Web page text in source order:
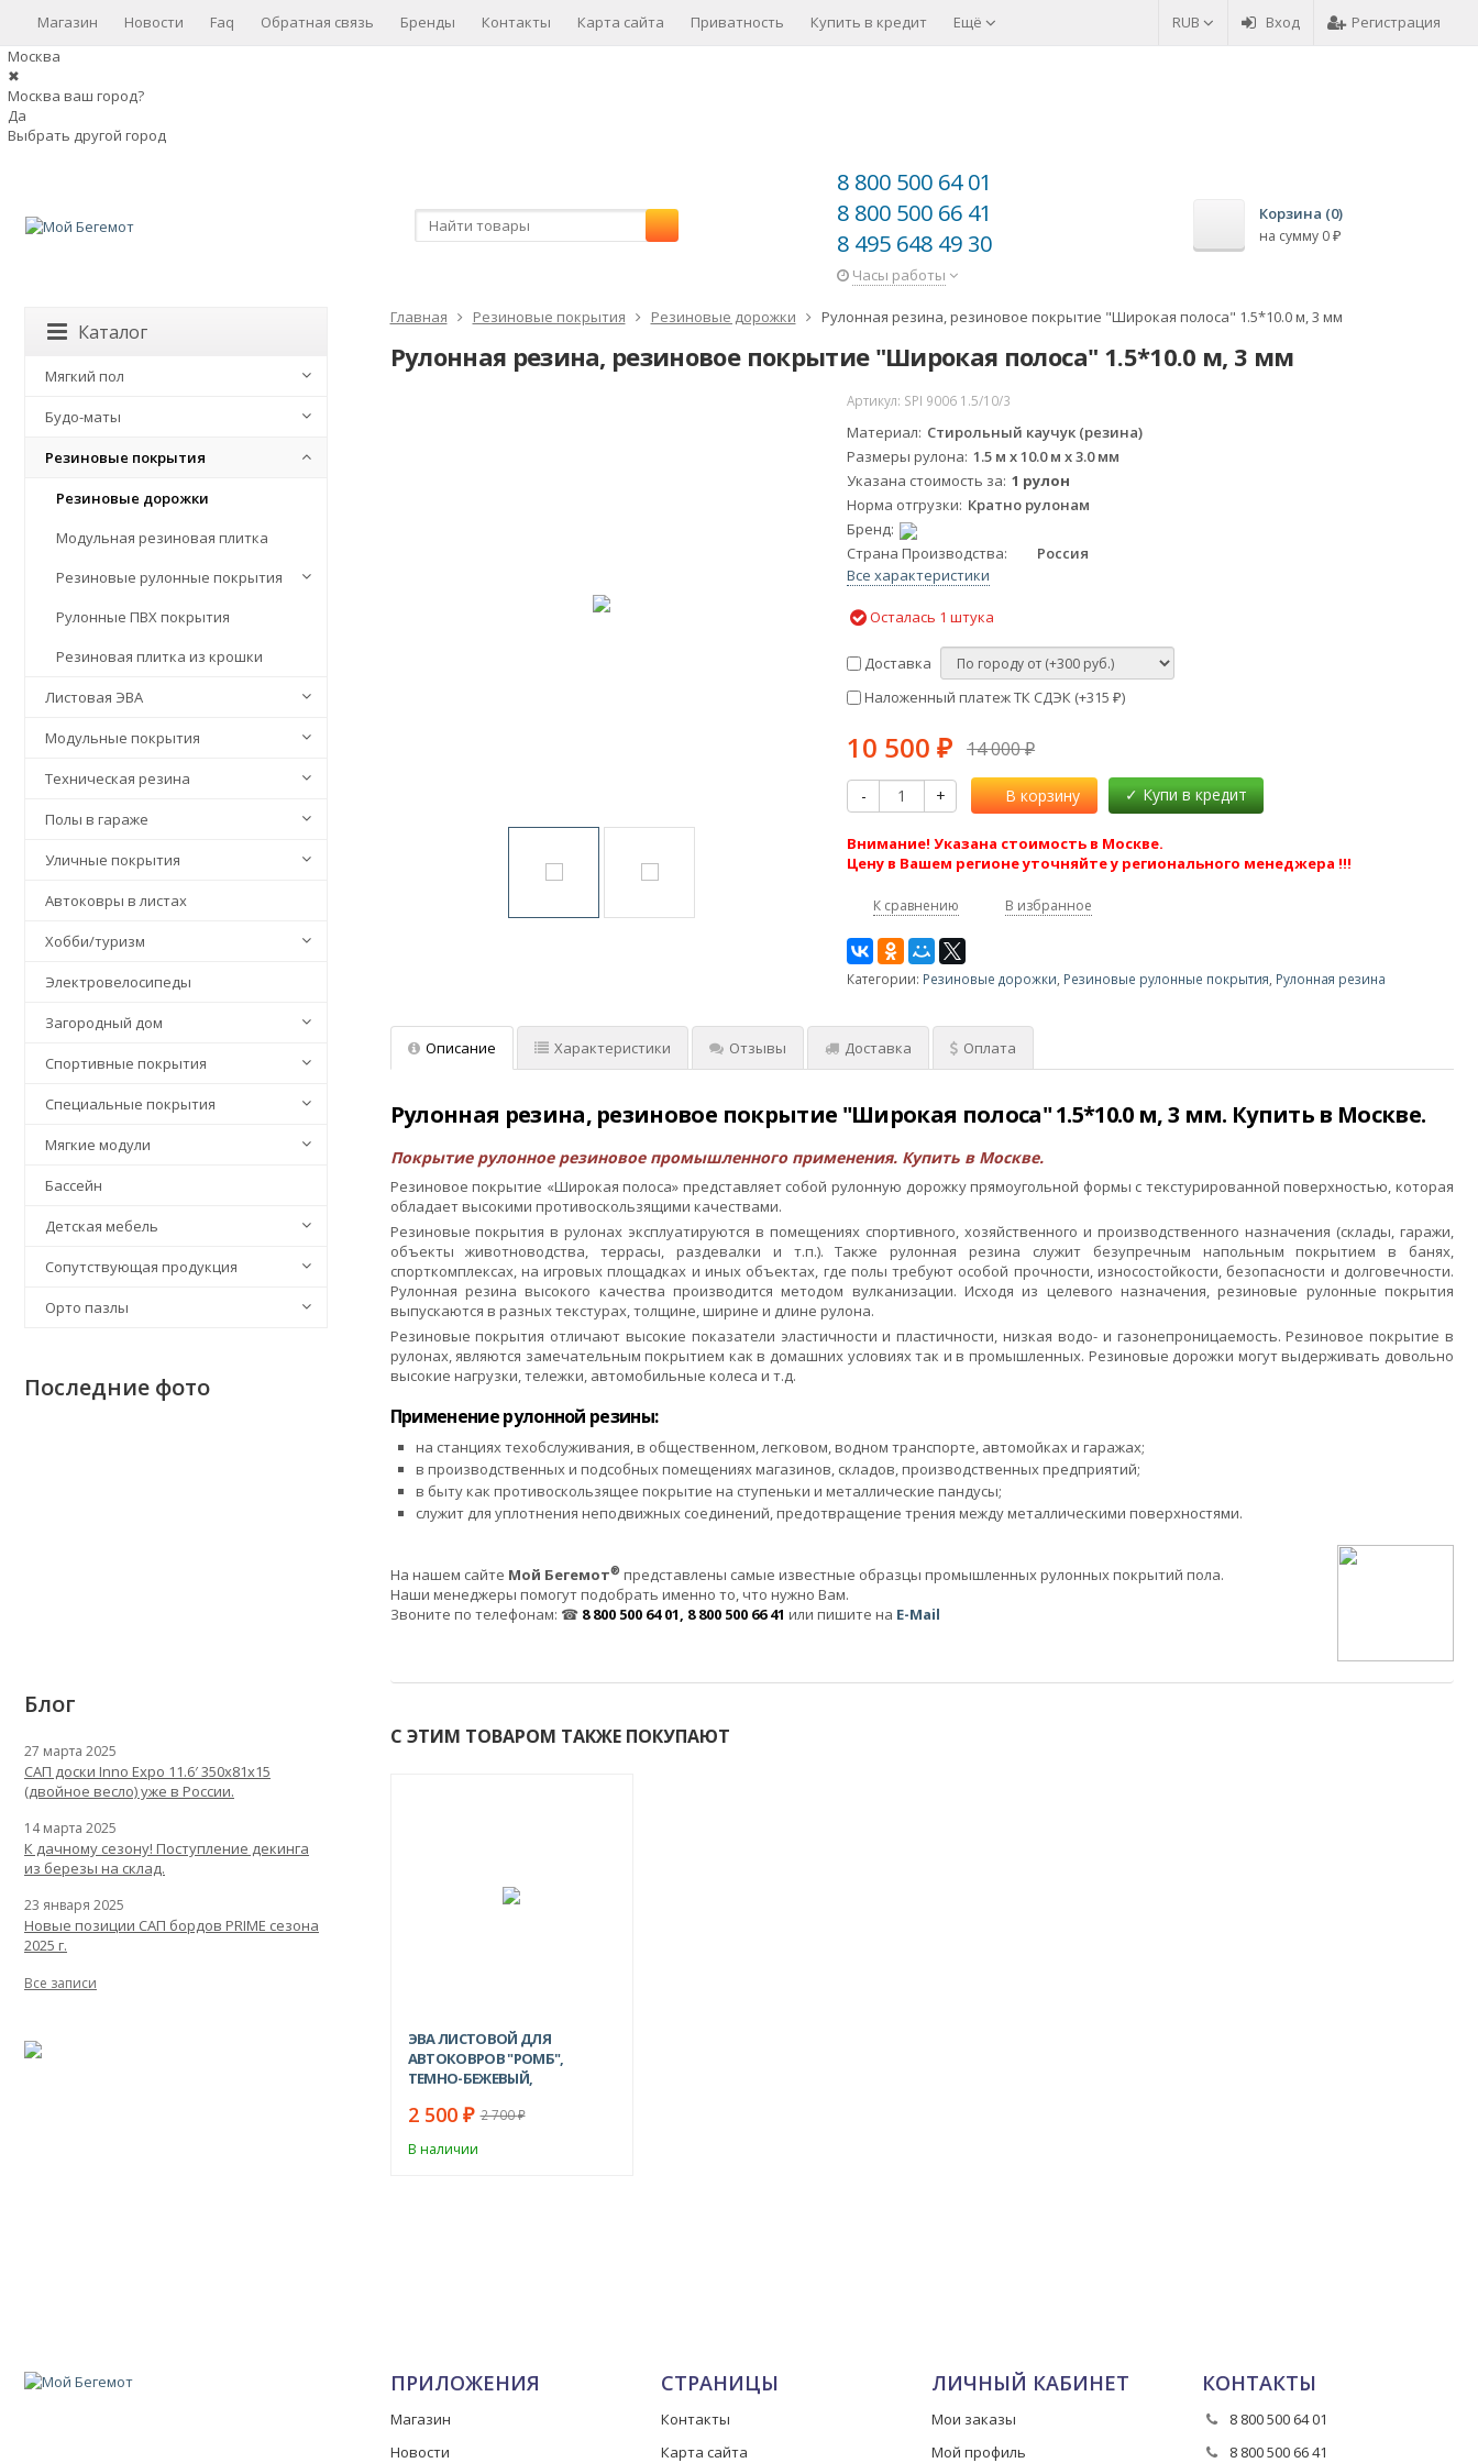
RUB Вход Регистрация
Магазин Новости Faq Обратная связь Бренды Контакты Карта сайта Приватность Купить в кредит
Ещё
Москва
✖
Москва ваш город?
Да
Выбрать другой город
8 800 500 64 01
8 800 500 66 41
8 495 648 49 30
Часы работы
Корзина (0)
на сумму 0 ₽
Главная Резиновые покрытия Резиновые дорожки Рулонная резина, резиновое покрытие "Широкая полоса" 1.5*10.0 м, 3 мм
Рулонная резина, резиновое покрытие "Широкая полоса" 1.5*10.0 м, 3 мм
Артикул: SPI 9006 1.5/10/3
Материал Стирольный каучук (резина)
Размеры рулона 1.5 м x 10.0 м x 3.0 мм
Указана стоимость за 1 рулон
Норма отгрузки Кратно рулонам
Бренд
Страна Производства
Россия
Все характеристики
Осталась 1 штука
Доставка
Наложенный платеж ТК СДЭК (+315₽)
10 500₽ 14 000₽
- + В корзину
Внимание! Указана стоимость в Москве.
Цену в Вашем регионе уточняйте у регионального менеджера !!!
К сравнению В избранное
Категории: Резиновые дорожки Резиновые рулонные покрытия Рулонная резина
Описание Характеристики Отзывы Доставка Оплата
Рулонная резина, резиновое покрытие "Широкая полоса" 1.5*10.0 м, 3 мм. Купить в Москве.
Покрытие рулонное резиновое промышленного применения. Купить в Москве.
Резиновое покрытие «Широкая полоса» представляет собой рулонную дорожку прямоугольной формы с текстурированной поверхностью, которая
обладает высокими противоскользящими качествами.
Резиновые покрытия в рулонах эксплуатируются в помещениях спортивного, хозяйственного и производственного назначения (склады, гаражи,
объекты животноводства, террасы, раздевалки и т.п.). Также рулонная резина служит безупречным напольным покрытием в банях,
спорткомплексах, на игровых площадках и иных объектах, где полы требуют особой прочности, износостойкости, безопасности и долговечности.
Рулонная резина высокого качества производится методом вулканизации. Исходя из целевого назначения, резиновые рулонные покрытия
выпускаются в разных текстурах, толщине, ширине и длине рулона.
Резиновые покрытия отличают высокие показатели эластичности и пластичности, низкая водо- и газонепроницаемость. Резиновое покрытие в
рулонах, являются замечательным покрытием как в домашних условиях так и в промышленных. Резиновые дорожки могут выдерживать довольно
высокие нагрузки, тележки, автомобильные колеса и т.д.
Применение рулонной резины:
на станциях техобслуживания, в общественном, легковом, водном транспорте, автомойках и гаражах;
в производственных и подсобных помещениях магазинов, складов, производственных предприятий;
в быту как противоскользящее покрытие на ступеньки и металлические пандусы;
служит для уплотнения неподвижных соединений, предотвращение трения между металлическими поверхностями.
На нашем сайте Мой Бегемот® представлены самые известные образцы промышленных рулонных покрытий пола.
Наши менеджеры помогут подобрать именно то, что нужно Вам.
Звоните по телефонам: ☎ 8 800 500 64 01, 8 800 500 66 41 или пишите на E-Mail
С ЭТИМ ТОВАРОМ ТАКЖЕ ПОКУПАЮТ
ЭВА ЛИСТОВОЙ ДЛЯ
АВТОКОВРОВ "РОМБ",
ТЕМНО-БЕЖЕВЫЙ,
2 500 ₽ 2 700₽
В наличии
Каталог
Мягкий пол
Будо-маты
Резиновые покрытия
Резиновые дорожки
Модульная резиновая плитка
Резиновые рулонные покрытия
Рулонные ПВХ покрытия
Резиновая плитка из крошки
Листовая ЭВА
Модульные покрытия
Техническая резина
Полы в гараже
Уличные покрытия
Автоковры в листах
Хобби/туризм
Электровелосипеды
Загородный дом
Спортивные покрытия
Специальные покрытия
Мягкие модули
Бассейн
Детская мебель
Сопутствующая продукция
Орто пазлы
Последние фото
Блог
27 марта 2025
САП доски Inno Expo 11.6′ 350x81x15
(двойное весло) уже в России.
14 марта 2025
К дачному сезону! Поступление декинга
из березы на склад.
23 января 2025
Новые позиции САП бордов PRIME сезона
2025 г.
Все записи
ПРИЛОЖЕНИЯ
Магазин
Новости
СТРАНИЦЫ
Контакты
Карта сайта
ЛИЧНЫЙ КАБИНЕТ
Мои заказы
Мой профиль
КОНТАКТЫ
8 800 500 64 01
8 800 500 66 41